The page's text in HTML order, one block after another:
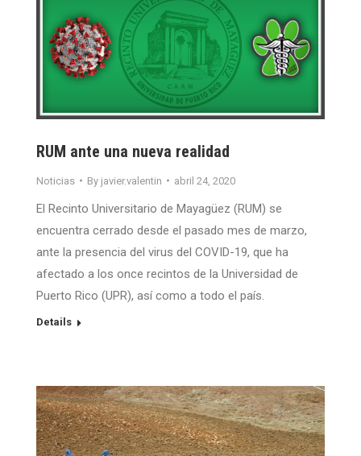
RUM ante una nueva realidad
Noticias By javier.valentin abril 24, 2020
El Recinto Universitario de Mayagüez (RUM) se
encuentra cerrado desde el pasado mes de marzo,
ante la presencia del virus del COVID-19, que ha
afectado a los once recintos de la Universidad de
Puerto Rico (UPR), así como a todo el país.
Details